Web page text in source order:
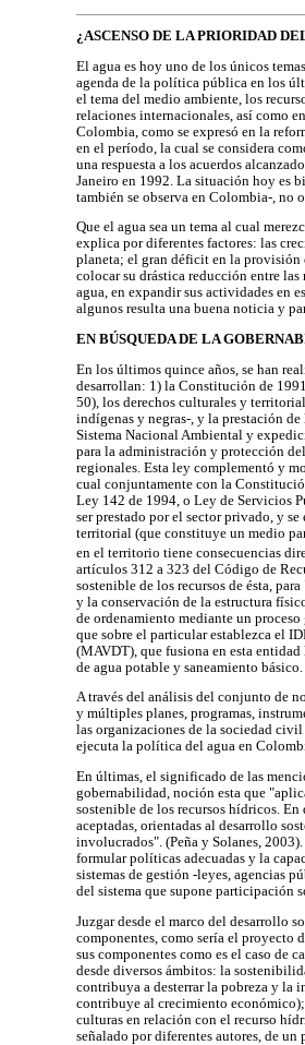
¿ASCENSO DE LA PRIORIDAD
El agua es hoy uno de los únicos
agenda de la política pública en los
el tema del medio ambiente, los
relaciones internacionales, así como
Colombia, como se expresó en la
en el período, la cual se considera
una respuesta a los acuerdos
Janeiro en 1992. La situación hoy es
también se observa en Colombia-, no
Que el agua sea un tema al cual
explica por diferentes factores: las
planeta; el gran déficit en la provisión
colocar su drástica reducción entre
agua, en expandir sus actividades en
algunos resulta una buena noticia y
EN BÚSQUEDA DE LA
En los últimos quince años, se han
desarrollan: 1) la Constitución de
50), los derechos culturales y
indígenas y negras-, y la prestación
Sistema Nacional Ambiental y
para la administración y protección
regionales. Esta ley complementó y
cual conjuntamente con la
Ley 142 de 1994, o Ley de Servicios
ser prestado por el sector privado, y
territorial (que constituye un medio
en el territorio tiene consecuencias
artículos 312 a 323 del Código de
sostenible de los recursos de ésta,
y la conservación de la estructura
de ordenamiento mediante un
que sobre el particular establezca el
(MAVDT), que fusiona en esta
de agua potable y saneamiento básico.
A través del análisis del conjunto de
y múltiples planes, programas,
las organizaciones de la sociedad
ejecuta la política del agua en
En últimas, el significado de las
gobernabilidad, noción esta que
sostenible de los recursos hídricos.
aceptadas, orientadas al desarrollo
involucrados". (Peña y Solanes,
formular políticas adecuadas y la
sistemas de gestión -leyes, agencias
del sistema que supone participación
Juzgar desde el marco del desarrollo
componentes, como sería el proyecto
sus componentes como es el caso de
desde diversos ámbitos: la
contribuya a desterrar la pobreza y la
contribuye al crecimiento
culturas en relación con el recurso
señalado por diferentes autores, de un